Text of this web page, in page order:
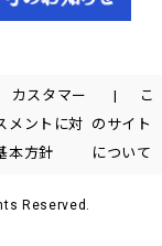
カスタマー
メントに対
本方針
こ
のサイト
について
Reserved.